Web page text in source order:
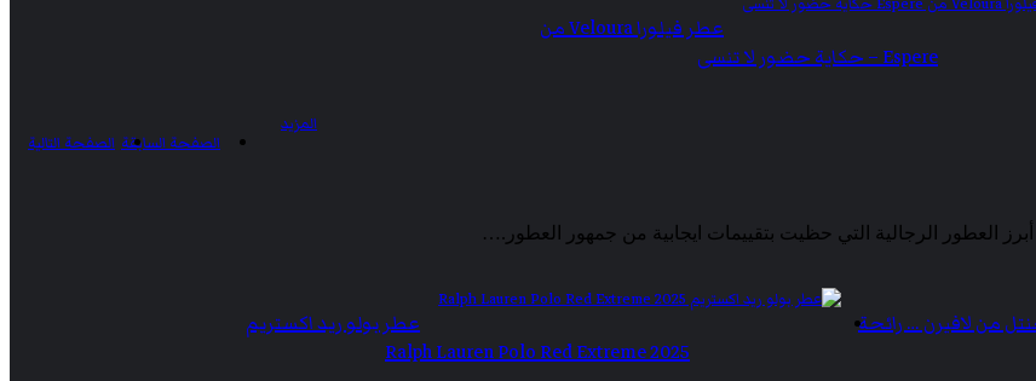
عطر فيلورا Veloura من
Espere – حكاية حضور لا تنسى
المزيد
الصفحة السابقة الصفحة التالية
العطور الرجالية التي حظيت بتقييمات ايجابية من جمهور العطور.…
من لافيرن … رائحة
عطر بولو ريد اكستريم
Ralph Lauren Polo Red Extreme 2025